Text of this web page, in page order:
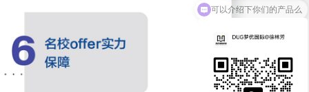
可以介绍下你们的产品么